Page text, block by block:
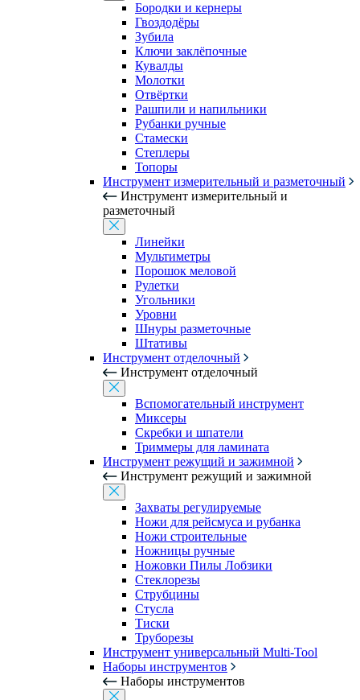
Бородки и кернеры
Гвоздодёры
Зубила
Ключи заклёпочные
Кувалды
Молотки
Отвёртки
Рашпили и напильники
Рубанки ручные
Стамески
Степлеры
Топоры
Инструмент измерительный и разметочный
Инструмент измерительный и
разметочный
Линейки
Мультиметры
Порошок меловой
Рулетки
Угольники
Уровни
Шнуры разметочные
Штативы
Инструмент отделочный
Инструмент отделочный
Вспомогательный инструмент
Миксеры
Скребки и шпатели
Триммеры для ламината
Инструмент режущий и зажимной
Инструмент режущий и зажимной
Захваты регулируемые
Ножи для рейсмуса и рубанка
Ножи строительные
Ножницы ручные
Ножовки Пилы Лобзики
Стеклорезы
Струбцины
Стусла
Тиски
Труборезы
Инструмент универсальный Multi-Tool
Наборы инструментов
Наборы инструментов